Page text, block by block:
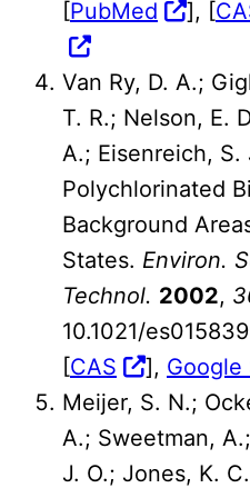
[PubMed ], [
Van Ry, D. A.;
T. R.; Nelson, E.
A.; Eisenreich,
Polychlorinated
Background
States. Environ.
Technol. 2002,
10.1021/
[CAS ], Google
Meijer, S. N.;
A.; Sweetman,
J. O.; Jones, K.